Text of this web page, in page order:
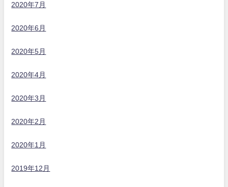
2020年7月
2020年6月
2020年5月
2020年4月
2020年3月
2020年2月
2020年1月
2019年12月